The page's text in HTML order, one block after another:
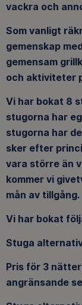
vackra och
Som vanligt
gemenskap
gemensam
och aktiviteter
Vi har bokat 8
stugorna har
stugorna har
sker efter
vara större än
kommer vi
mån av tillgång.
Vi har bokat
Stuga
Pris för 3
angränsande